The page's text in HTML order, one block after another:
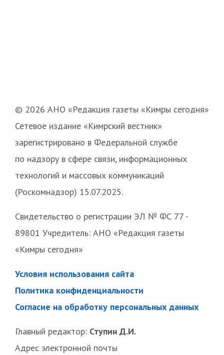
© 2026 АНО «Редакция газеты «Кимры сегодня»
Сетевое издание «Кимрский вестник»
зарегистрировано в Федеральной службе
по надзору в сфере связи, информационных
технологий и массовых коммуникаций
(Роскомнадзор) 15.07.2025.
Свидетельство о регистрации ЭЛ № ФС 77 -
89801 Учредитель: АНО «Редакция газеты
«Кимры сегодня»
Условия использования сайта
Политика конфиденциальности
Согласие на обработку персональных данных
Главный редактор: Ступин Д.И.
Адрес электронной почты